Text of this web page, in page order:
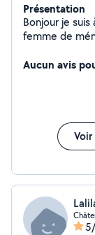
Présentation
Bonjour je
femme de
Aucun avis